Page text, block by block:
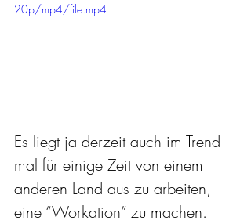
20p/mp4/file.mp4
Es liegt ja derzeit auch im Trend
mal für einige Zeit von einem
anderen Land aus zu arbeiten,
eine “Workation” zu machen.